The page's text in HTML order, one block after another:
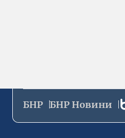
БНР БНР Новини